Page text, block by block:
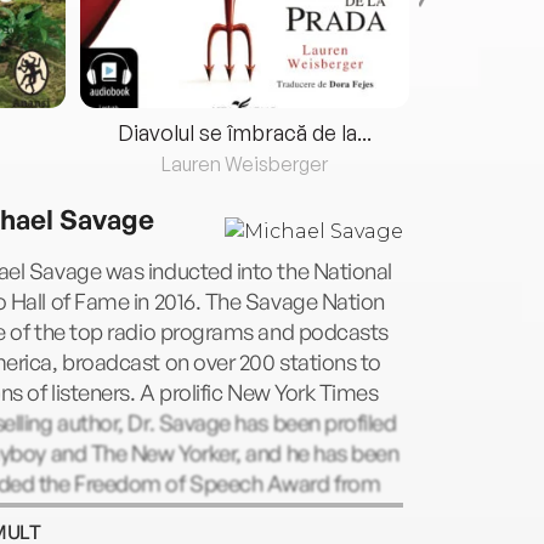
Diavolul se îmbracă de la...
Lauren Weisberger
Savage
Savage was inducted into the National
Hall of Fame in 2016. The Savage Nation
of the top radio programs and podcasts
broadcast on over 200 stations to
of listeners. A prolific New York Times
author, Dr. Savage has been profiled
and The New Yorker, and he has been
the Freedom of Speech Award from
magazine. He received his PhD in